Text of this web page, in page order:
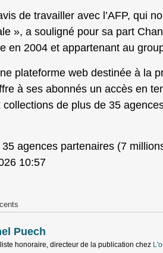
de travailler avec l’AFP, qui
», a souligné pour sa part
en 2004 et appartenant au
plateforme web destinée à la
à ses abonnés un accès en
collections de plus de 35
agences partenaires (7
10:57
Puech
honoraire, directeur de la publication chez